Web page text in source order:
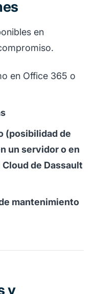
en
en Office 365 o
(posibilidad de
un servidor o en
Cloud de Dassault
mantenimiento
y